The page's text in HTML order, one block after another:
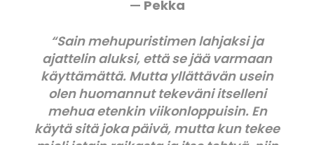
— Pekka
“Sain mehupuristimen lahjaksi ja
ajattelin aluksi, että se jää varmaan
käyttämättä. Mutta yllättävän usein
olen huomannut tekeväni itselleni
mehua etenkin viikonloppuisin. En
käytä sitä joka päivä, mutta kun tekee